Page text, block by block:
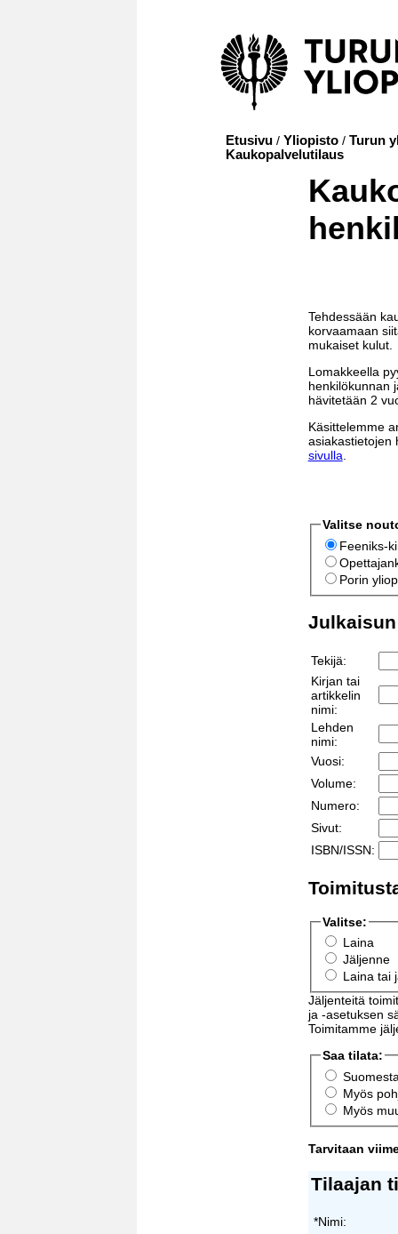
Etusivu / Yliopisto / Turun
Kaukopalvelutilaus
Tehdessään
korvaamaan
mukaiset kulut.
Lomakkeella
henkilökunnan
hävitetään 2
Käsittelemme
asiakastietojen
sivulla.
Valitse
Feeniks-
Porin
Tekijä:
Kirjan tai
artikkelin
nimi:
Lehden
nimi:
Vuosi:
Volume:
Numero:
Sivut:
ISBN/ISSN:
Valitse:
Laina
Jäljenne
Laina tai
Jäljenteitä
ja -asetuksen
Toimitamme
Saa tilata:
Myös
Myös
Tarvitaan
Tilaajan
*Nimi: